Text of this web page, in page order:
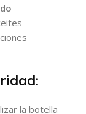
la botella